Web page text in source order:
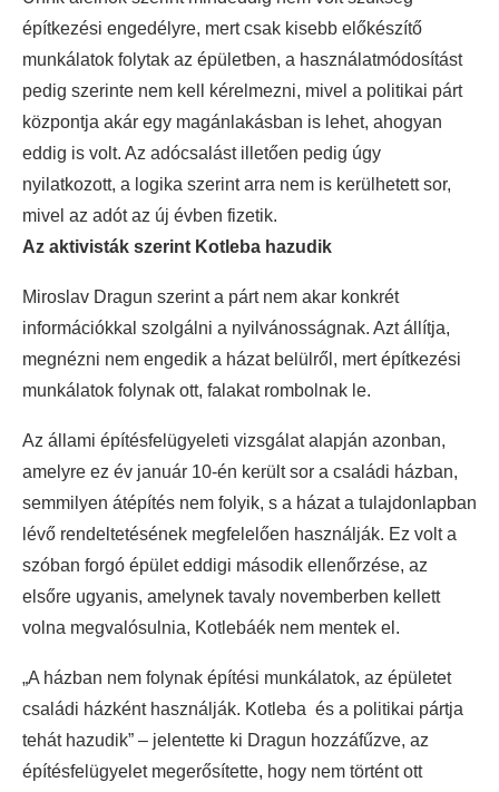
építkezési engedélyre, mert csak kisebb előkészítő
munkálatok folytak az épületben, a használatmódosítást
pedig szerinte nem kell kérelmezni, mivel a politikai párt
központja akár egy magánlakásban is lehet, ahogyan
eddig is volt. Az adócsalást illetően pedig úgy
nyilatkozott, a logika szerint arra nem is kerülhetett sor,
mivel az adót az új évben fizetik.
Az aktivisták szerint Kotleba hazudik
Miroslav Dragun szerint a párt nem akar konkrét
információkkal szolgálni a nyilvánosságnak. Azt állítja,
megnézni nem engedik a házat belülről, mert építkezési
munkálatok folynak ott, falakat rombolnak le.
Az állami építésfelügyeleti vizsgálat alapján azonban,
amelyre ez év január 10-én került sor a családi házban,
semmilyen átépítés nem folyik, s a házat a tulajdonlapban
lévő rendeltetésének megfelelően használják. Ez volt a
szóban forgó épület eddigi második ellenőrzése, az
elsőre ugyanis, amelynek tavaly novemberben kellett
volna megvalósulnia, Kotlebáék nem mentek el.
„A házban nem folynak építési munkálatok, az épületet
családi házként használják. Kotleba és a politikai pártja
tehát hazudik” – jelentette ki Dragun hozzáfűzve, az
építésfelügyelet megerősítette, hogy nem történt ott